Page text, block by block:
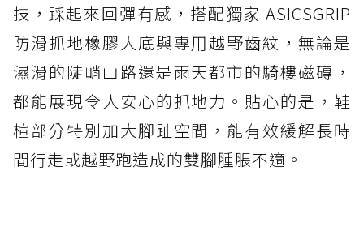
技，踩起來回彈有感，搭配獨家 ASICSGRIP
防滑抓地橡膠大底與專用越野齒紋，無論是
濕滑的陡峭山路還是雨天都市的騎樓磁磚，
都能展現令人安心的抓地力。貼心的是，鞋
楦部分特別加大腳趾空間，能有效緩解長時
間行走或越野跑造成的雙腳腫脹不適。